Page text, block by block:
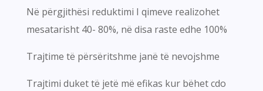
Në përgjithësi reduktimi I qimeve realizohet
mesatarisht 40- 80%, në disa raste edhe 100%
Trajtime të përsëritshme janë të nevojshme
Trajtimi duket të jetë më efikas kur bëhet cdo